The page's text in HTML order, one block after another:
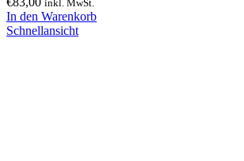
inkl. MwSt.
In den Warenkorb
Schnellansicht